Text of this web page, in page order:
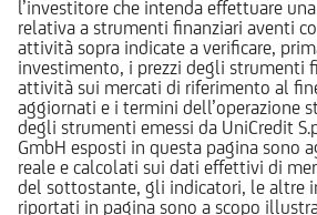
l’investitore che intenda effettuare
relativa a strumenti finanziari aventi
attività sopra indicate a verificare,
investimento, i prezzi degli strumenti
attività sui mercati di riferimento al
aggiornati e i termini dell’operazione
degli strumenti emessi da UniCredit
GmbH esposti in questa pagina sono
reale e calcolati sui dati effettivi di
del sottostante, gli indicatori, le altre
riportati in pagina sono a scopo